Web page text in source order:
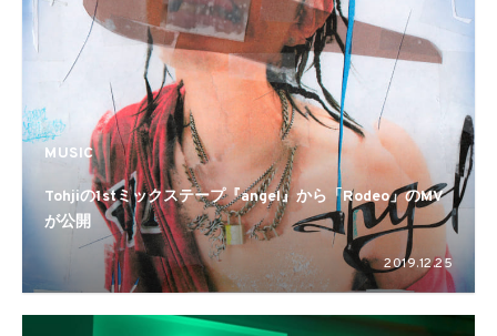
MUSIC
Tohjiの1stミックステープ『angel』から「Rodeo」のMV
が公開
2019.12.25